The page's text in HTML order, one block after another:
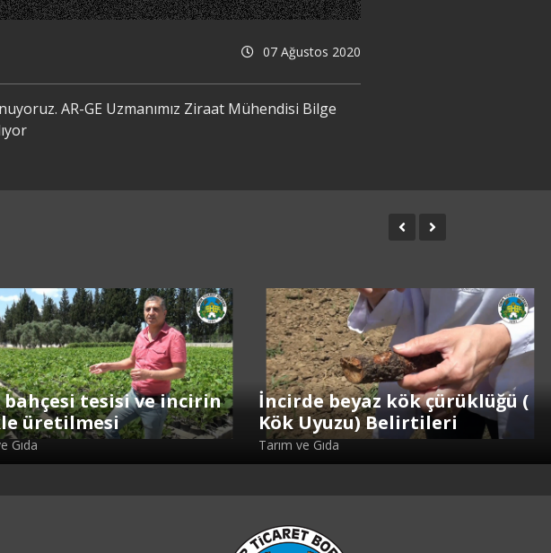
07 Ağustos 2020
AR-GE Uzmanımız Ziraat Mühendisi Bilge
tesisi ve incirin
üretilmesi
Gıda
İncirde beyaz kök çürüklüğü (
Kök Uyuzu) Belirtileri
Tarım ve Gıda